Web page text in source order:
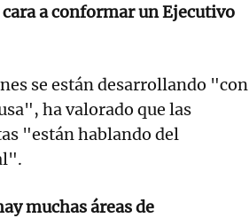
a conformar un Ejecutivo
se están desarrollando "con
ha valorado que las
"están hablando del
muchas áreas de